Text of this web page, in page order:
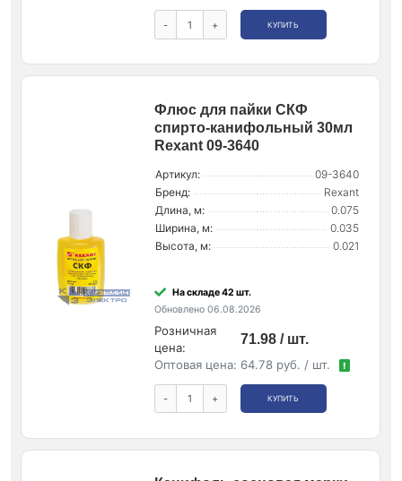
- + КУПИТЬ
Флюс для пайки СКФ
спирто-канифольный 30мл
Rexant 09-3640
Артикул:
09-3640
Бренд:
Rexant
Длина, м:
0.075
Ширина, м:
0.035
Высота, м:
0.021
На складе 42 шт.
Обновлено 06.08.2026
Розничная
цена:
71.98 / шт.
Оптовая цена: 64.78 руб. / шт. !
- + КУПИТЬ